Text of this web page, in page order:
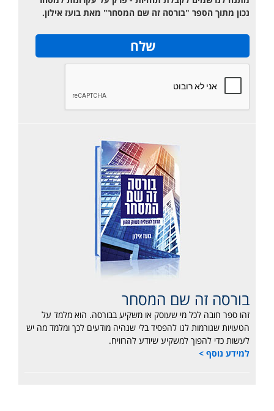
נכון מתוך הספר "בורסה זה שם המסחר" מאת בועז אילון.
בורסה זה שם המסחר
זהו ספר חובה לכל מי שעוסק או משקיע בבורסה. הוא מלמד על
הטעויות שגורמות לנו להפסיד בלי שנהיה מודעים לכך ומלמד מה יש
לעשות כדי להפוך למשקיע שיודע להרוויח.
למידע נוסף >